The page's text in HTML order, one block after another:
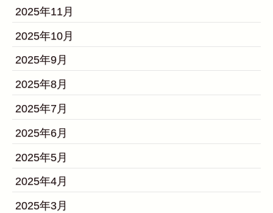
2025年11月
2025年10月
2025年9月
2025年8月
2025年7月
2025年6月
2025年5月
2025年4月
2025年3月